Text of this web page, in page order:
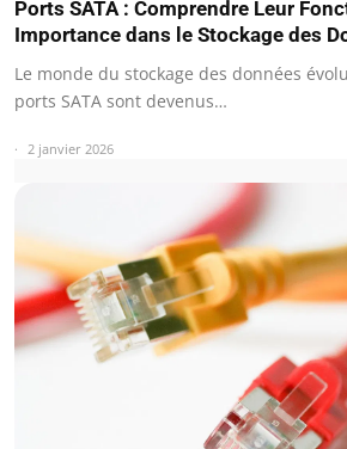
Ports SATA : Comprendre Leur
Importance dans le Stockage des
Le monde du stockage des données
ports SATA sont devenus…
2 janvier 2026